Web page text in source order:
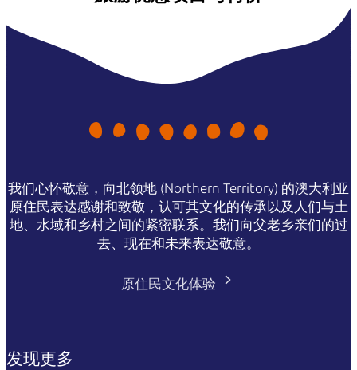
我们心怀敬意，向北领地 (Northern Territory) 的澳大利亚
原住民表达感谢和致敬，认可其文化的传承以及人们与土
地、水域和乡村之间的紧密联系。我们向父老乡亲们的过
去、现在和未来表达敬意。
原住民文化体验
发现更多